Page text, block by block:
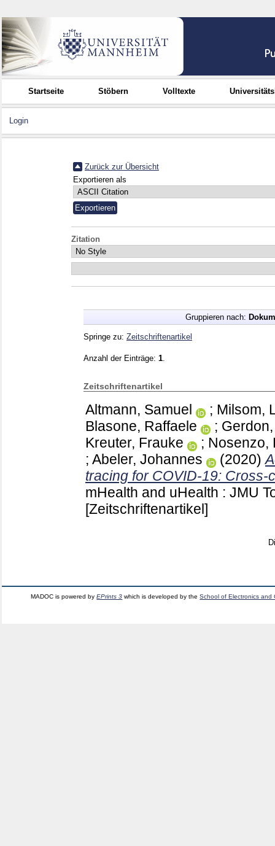
Startseite Stöbern Volltexte
Login
Zurück zur Übersicht
Exportieren als
Zitation
Gruppieren nach:
Springe zu: Zeitschriftenartikel
Anzahl der Einträge: 1
Zeitschriftenartikel
Altmann, Samuel ; Milsom,
Blasone, Raffaele
;
Kreuter, Frauke
; Nosenzo,
; Abeler, Johannes (2020)
tracing for COVID-19: Cross-
mHealth and uHealth : JMU
[Zeitschriftenartikel]
MADOC is powered byEPrints 3 which is developed by theSchool of Electronics and